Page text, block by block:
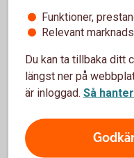
Besök oss
Välkommen till ett av
Hitta ditt
Funktioner,
Relevant
Du kan ta tillbaka ditt
längst ner på
är inloggad. Så